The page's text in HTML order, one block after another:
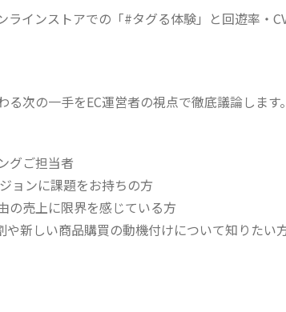
インストアでの「#タグる体験」と回遊率・
次の一手をEC運営者の視点で徹底議論します。
グご担当者
ョンに課題をお持ちの方
の売上に限界を感じている方
や新しい商品購買の動機付けについて知りたい